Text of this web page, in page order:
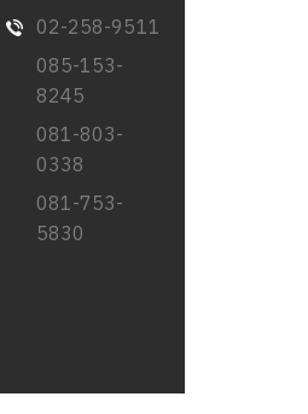
02-258-9511
085-153-8245
081-803-0338
081-753-5830